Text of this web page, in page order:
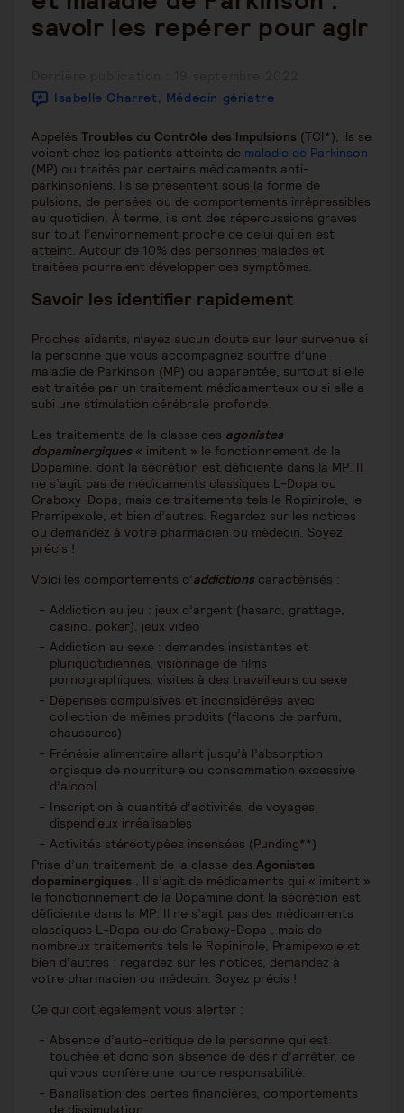
savoir les repérer pour agir
publiée :
Isabelle Charret, Médecin gériatre
Appelés Troubles du Contrôle des Impulsions (TCI*), ils se
voient chez les patients atteints de maladie de Parkinson
(MP) ou traités par certains médicaments anti-
parkinsoniens. Ils se présentent sous la forme de
pulsions, de pensées ou de comportements irrépressibles
au quotidien. À terme, ils ont des répercussions graves
sur tout l’environnement proche de celui qui en est
atteint. Autour de 10% des personnes malades et
traitées pourraient développer ces symptômes.
Savoir les identifier rapidement
Proches aidants, n’ayez aucun doute sur leur survenue si
la personne que vous accompagnez souffre d’une
maladie de Parkinson (MP) ou apparentée, surtout si elle
est traitée par un traitement médicamenteux ou si elle a
subi une stimulation cérébrale profonde.
Les traitements de la classe des agonistes
dopaminergiques « imitent » le fonctionnement de la
Dopamine, dont la sécrétion est déficiente dans la MP. Il
ne s’agit pas de médicaments classiques L-Dopa ou
Craboxy-Dopa, mais de traitements tels le Ropinirole, le
Pramipexole, et bien d’autres. Regardez sur les notices
ou demandez à votre pharmacien ou médecin. Soyez
précis !
Voici les comportements d’addictionscaractérisés :
Addiction au jeu : jeux d’argent (hasard, grattage,
casino, poker), jeux vidéo
Addiction au sexe : demandes insistantes et
pluriquotidiennes, visionnage de films
pornographiques, visites à des travailleurs du sexe
Dépenses compulsives et inconsidérées avec
collection de mêmes produits (flacons de parfum,
chaussures)
Frénésie alimentaire allant jusqu’à l’absorption
orgiaque de nourriture ou consommation excessive
d’alcool
Inscription à quantité d’activités, de voyages
dispendieux irréalisables
Activités stéréotypées insensées (Punding**)
Prise d’un traitement de la classe des Agonistes
dopaminergiques . Il s’agit de médicaments qui « imitent »
le fonctionnement de la Dopamine dont la sécrétion est
déficiente dans la MP. Il ne s’agit pas des médicaments
classiques L-Dopa ou de Craboxy-Dopa , mais de
nombreux traitements tels le Ropinirole, Pramipexole et
bien d’autres : regardez sur les notices, demandez à
votre pharmacien ou médecin. Soyez précis !
Ce qui doit également vous alerter :
Absence d’auto-critique de la personne qui est
touchée et donc son absence de désir d’arrêter, ce
qui vous confère une lourde responsabilité.
Banalisation des pertes financières, comportements
de dissimulation